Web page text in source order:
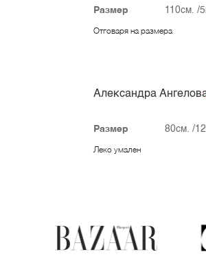
Размер 110см. /
Отговаря на размера
Александра
Размер 80см. /
Леко умален